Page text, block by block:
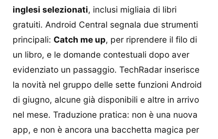
inglesi selezionati, inclusi migliaia di libri
gratuiti. Android Central segnala due strumenti
principali: Catch me up, per riprendere il filo di
un libro, e le domande contestuali dopo aver
evidenziato un passaggio. TechRadar inserisce
la novità nel gruppo delle sette funzioni Android
di giugno, alcune già disponibili e altre in arrivo
nel mese. Traduzione pratica: non è una nuova
app, e non è ancora una bacchetta magica per